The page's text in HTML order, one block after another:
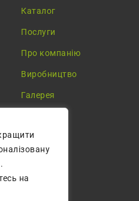
на
Каталог
Послуги
Про компанію
Виробництво
Галерея